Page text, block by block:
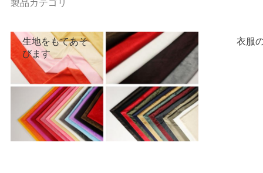
生地をもてあそ
びます
衣服